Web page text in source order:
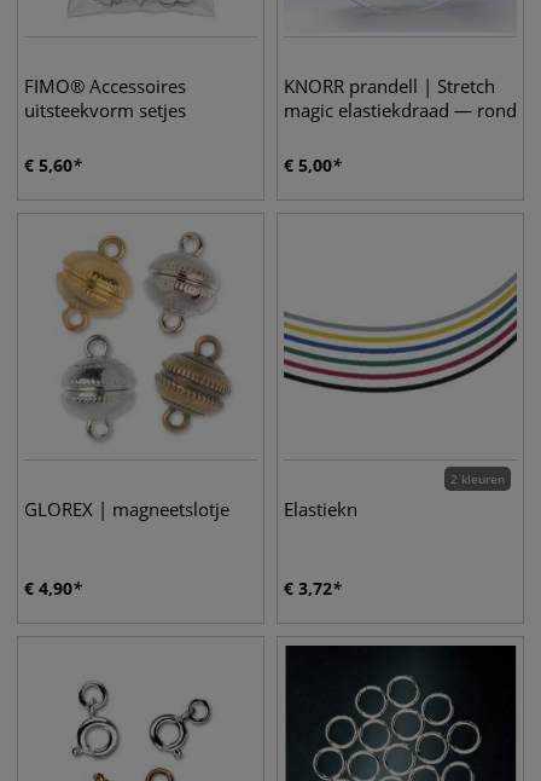
FIMO® Accessoires
uitsteekvorm setjes
€ 5,60
KNORR prandell | Stretch
magic elastiekdraad — rond
€ 5,00
GLOREX | magneetslotje
€ 4,90
2 kleuren
Elastiekn
€ 3,72